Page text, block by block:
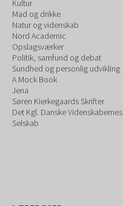
Kultur
Mad og drikke
Natur og videnskab
Nord Academic
Opslagsværker
Politik, samfund og debat
Sundhed og personlig udvikling
A Mock Book
Jena
Søren Kierkegaards Skrifter
Det Kgl. Danske Videnskabernes
Selskab